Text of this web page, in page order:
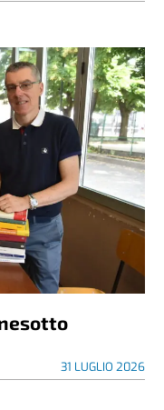
31 LUGLIO 2026